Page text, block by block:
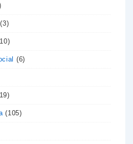
(3)
(6)
(105)